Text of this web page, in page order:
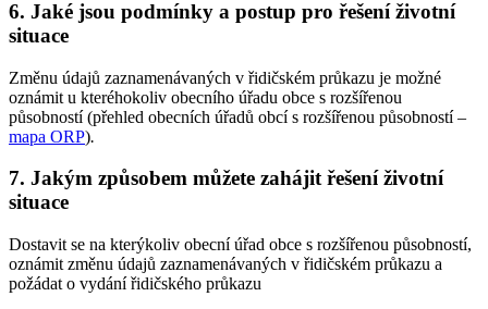
6. Jaké jsou podmínky a postup pro řešení životní
situace
Změnu údajů zaznamenávaných v řidičském průkazu je možné
oznámit u kteréhokoliv obecního úřadu obce s rozšířenou
působností (přehled obecních úřadů obcí s rozšířenou působností –
mapa ORP).
7. Jakým způsobem můžete zahájit řešení životní
situace
Dostavit se na kterýkoliv obecní úřad obce s rozšířenou působností,
oznámit změnu údajů zaznamenávaných v řidičském průkazu a
požádat o vydání řidičského průkazu